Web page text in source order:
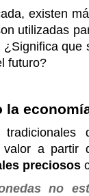
existen
utilizadas
que
futuro?
la
valor a partir
preciosos
no